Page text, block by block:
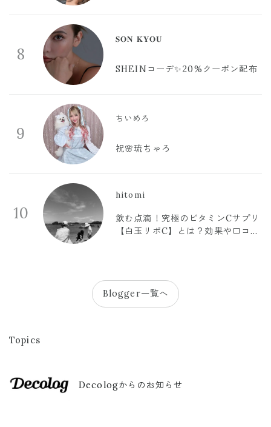
8
𝐒𝐎𝐍 𝐊𝐘𝐎𝐔
SHEINコーデ✨20%クーポン配布
9
ちいめろ
祝🌸琉ちゃろ
10
hitomi
飲む点滴！究極のビタミンCサプリ
【白玉リポC】とは？効果や口コミ
Blogger一覧へ
Topics
Decologからのお知らせ